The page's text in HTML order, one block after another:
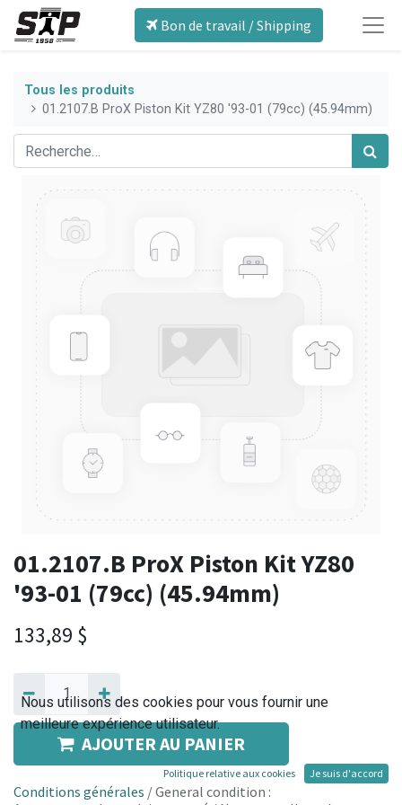
Bon de travail / Shipping
Tous les produits
01.2107.B ProX Piston Kit YZ80 '93-01 (79cc) (45.94mm)
01.2107.B ProX Piston Kit YZ80
'93-01 (79cc) (45.94mm)
133,89 $
AJOUTER AU PANIER
Conditions générales / General condition :
Nous utilisons des cookies pour vous fournir une
meilleure expérience utilisateur.
Politique relative aux cookies Je suis d'accord